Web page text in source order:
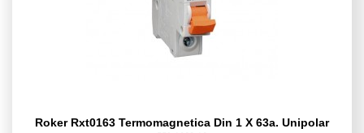
Roker Rxt0163 Termomagnetica Din 1 X 63a. Unipolar